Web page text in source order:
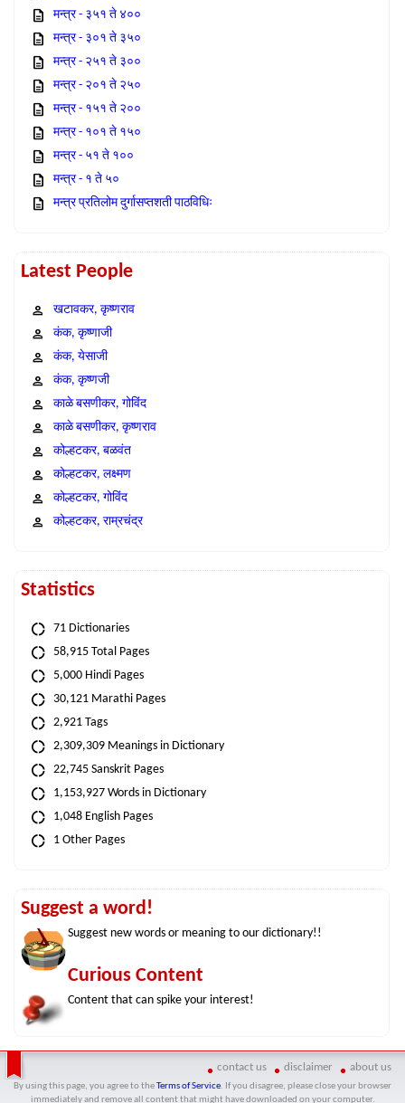
मन्त्र - ३५१ ते ४००
मन्त्र - ३०१ ते ३५०
मन्त्र - २५१ ते ३००
मन्त्र - २०१ ते २५०
मन्त्र - १५१ ते २००
मन्त्र - १०१ ते १५०
मन्त्र - ५१ ते १००
मन्त्र - १ ते ५०
मन्त्र प्रतिलोम दुर्गासप्तशती पाठविधिः
Latest People
खटावकर, कृष्णराव
कंक, कृष्णाजी
कंक, येसाजी
कंक, कृष्णजी
काळे बसणीकर, गोविंद
काळे बसणीकर, कृष्णराव
कोल्हटकर, बळवंत
कोल्हटकर, लक्ष्मण
कोल्हटकर, गोविंद
कोल्हटकर, राम्रचंद्र
Statistics
71 Dictionaries
58,915 Total Pages
5,000 Hindi Pages
30,121 Marathi Pages
2,921 Tags
2,309,309 Meanings in Dictionary
22,745 Sanskrit Pages
1,153,927 Words in Dictionary
1,048 English Pages
1 Other Pages
Suggest a word!
Suggest new words or meaning to our dictionary!!
Curious Content
Content that can spike your interest!
contact us disclaimer about us
By using this page, you agree to the Terms of Service. If you disagree, please close your browser
immediately and remove all content that might have downloaded on your computer.